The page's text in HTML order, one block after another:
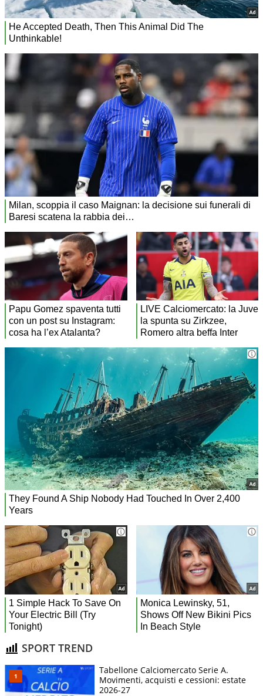
SPORT TREND
Tabellone Calciomercato Serie A.
Movimenti, acquisti e cessioni: estate
2026-27